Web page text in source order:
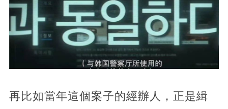
再比如當年這個案子的經辦人，正是緝